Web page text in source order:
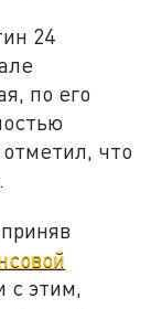
24
по его
что
с этим,